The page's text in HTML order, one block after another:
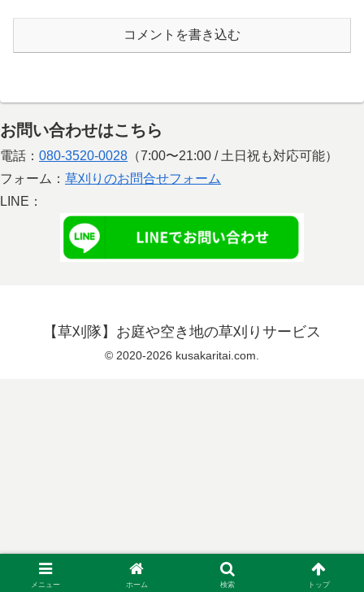
コメントを書き込む
お問い合わせはこちら
電話： 080-3520-0028 （7:00〜21:00 / 土日祝も対応可能）
フォーム： 草刈りのお問合せフォーム
LINE：
【草刈隊】お庭や空き地の草刈りサービス
© 2020-2026 kusakaritai.com.
メニュー ホーム 検索 トップ